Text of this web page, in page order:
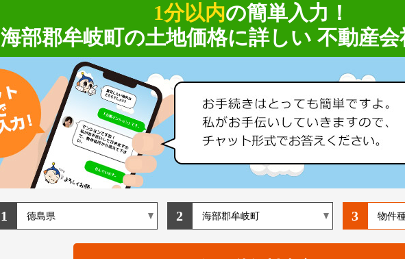
1分以内の簡単入力！
海部郡牟岐町の土地価格に詳しい 不動産
1 2 3